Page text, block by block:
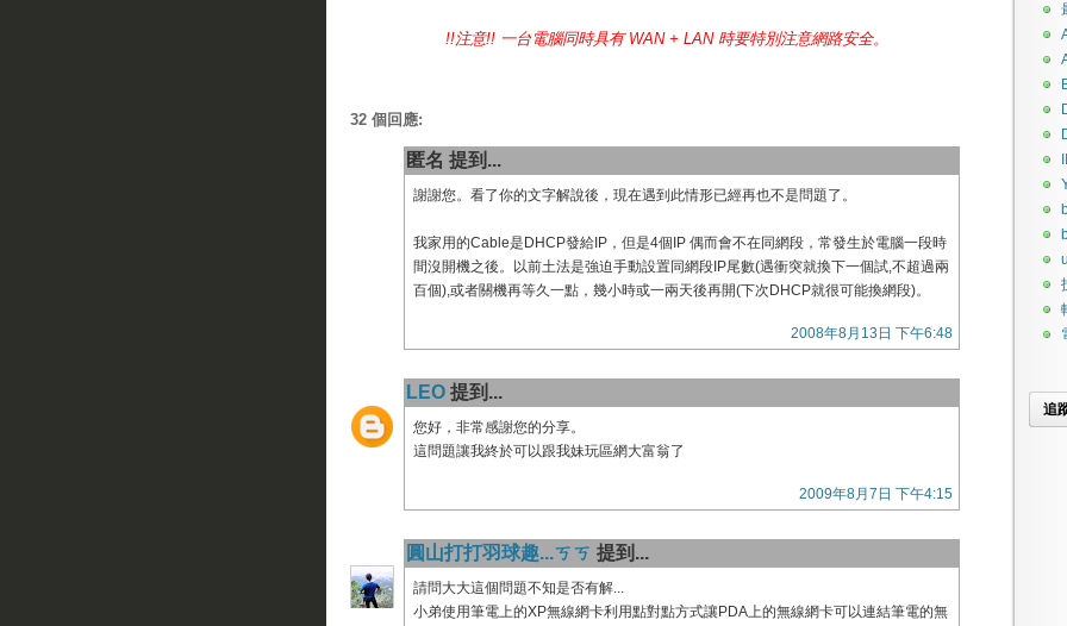
!!注意!! 一台電腦同時具有 WAN + LAN 時要特別注意網路安全。
32 個回應:
匿名 提到...
謝謝您。看了你的文字解說後，現在遇到此情形已經再也不是問題了。
我家用的Cable是DHCP發給IP，但是4個IP 偶而會不在同網段，常發生於電腦一段時
間沒開機之後。以前土法是強迫手動設置同網段IP尾數(遇衝突就換下一個試,不超過兩
百個),或者關機再等久一點，幾小時或一兩天後再開(下次DHCP就很可能換網段)。
2008年8月13日 下午6:48
LEO提到...
您好，非常感謝您的分享。
這問題讓我終於可以跟我妹玩區網大富翁了
2009年8月7日 下午4:15
圓山打打羽球趣...ㄎㄎ 提到...
請問大大這個問題不知是否有解...
小弟使用筆電上的XP無線網卡利用點對點方式讓PDA上的無線網卡可以連結筆電的無
追